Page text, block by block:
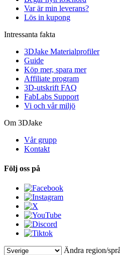
Var är min leverans?
Lös in kupong
Intressanta fakta
3DJake Materialprofiler
Guide
Köp mer, spara mer
Affiliate program
3D-utskrift FAQ
FabLabs Support
Vi och vår miljö
Om 3DJake
Vår grupp
Kontakt
Följ oss på
Ändra region/